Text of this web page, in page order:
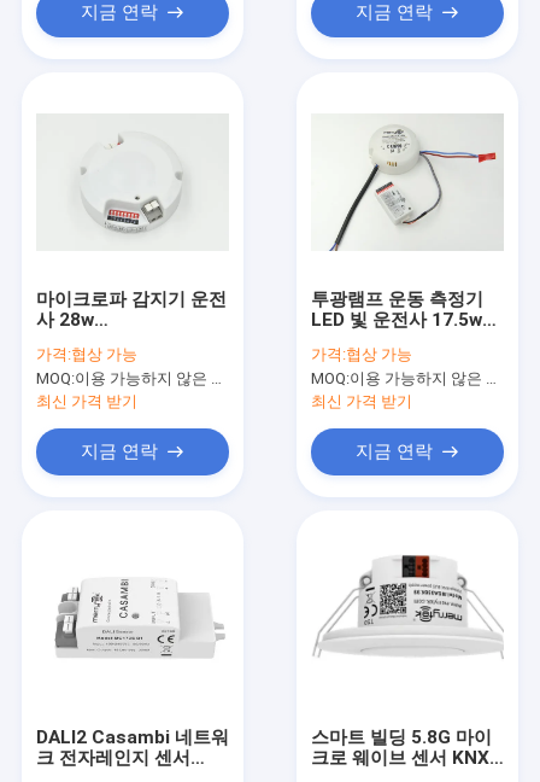
지금 연락 지금 연락
마이크로파 감지기 운전
사 28w
를 통합하십시오
가격:협상 가능
MOQ:이용 가능하지 않은 생산 정지.
최신 가격 받기
지금 연락
투광램프 운동 측정기
LED 빛 운전사 17.5w
을 찬성했습니다
가격:협상 가능
MOQ:이용 가능하지 않은 생산 정지.
최신 가격 받기
지금 연락
DALI2 Casambi 네트워
크 전자레인지 센서
스마트 빌딩 5.8G 마이
크로 웨이브 센서 KNX